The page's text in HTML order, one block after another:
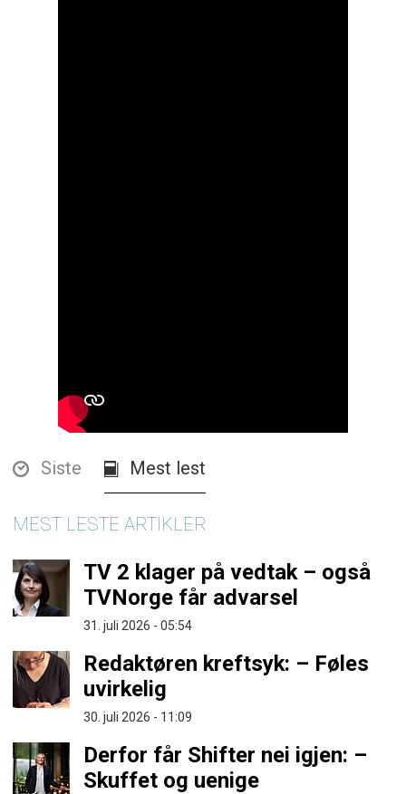
Siste Mest lest
MEST LESTE ARTIKLER
TV 2 klager på vedtak – også
TVNorge får advarsel
31. juli 2026 - 05:54
Redaktøren kreftsyk: – Føles
uvirkelig
30. juli 2026 - 11:09
Derfor får Shifter nei igjen: –
Skuffet og uenige